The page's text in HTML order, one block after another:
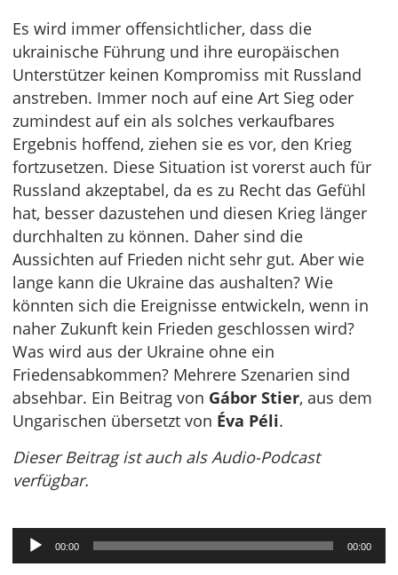
Es wird immer offensichtlicher, dass die
ukrainische Führung und ihre europäischen
Unterstützer keinen Kompromiss mit Russland
anstreben. Immer noch auf eine Art Sieg oder
zumindest auf ein als solches verkaufbares
Ergebnis hoffend, ziehen sie es vor, den Krieg
fortzusetzen. Diese Situation ist vorerst auch für
Russland akzeptabel, da es zu Recht das Gefühl
hat, besser dazustehen und diesen Krieg länger
durchhalten zu können. Daher sind die
Aussichten auf Frieden nicht sehr gut. Aber wie
lange kann die Ukraine das aushalten? Wie
könnten sich die Ereignisse entwickeln, wenn in
naher Zukunft kein Frieden geschlossen wird?
Was wird aus der Ukraine ohne ein
Friedensabkommen? Mehrere Szenarien sind
absehbar. Ein Beitrag von Gábor Stier, aus dem
Ungarischen übersetzt von Éva Péli.
Dieser Beitrag ist auch als Audio-Podcast
verfügbar.
Audio-
Player
00:00 00:00